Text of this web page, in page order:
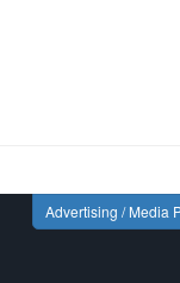
Advertising / Media